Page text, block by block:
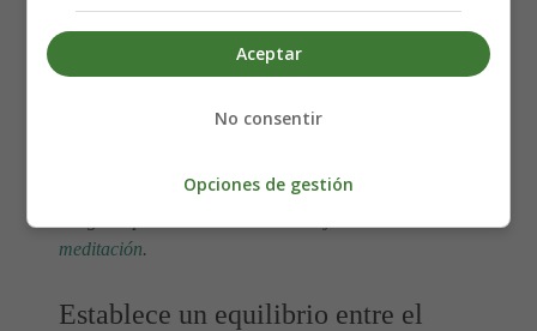
El bienestar físico y emocional juega un papel crucial en
nuestra motivación en el trabajo. Asegúrate de cuidar tu
relajación, como practicar hobbies, socializar con
meditación.
Establece un equilibrio entre el
Aceptar
No consentir
Opciones de gestión